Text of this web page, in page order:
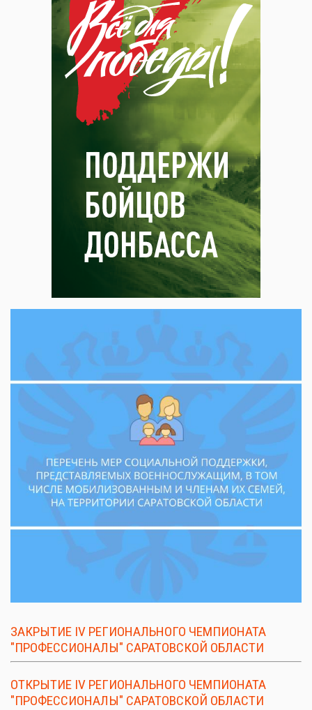
ЗАКРЫТИЕ IV РЕГИОНАЛЬНОГО ЧЕМПИОНАТА
"ПРОФЕССИОНАЛЫ" САРАТОВСКОЙ ОБЛАСТИ
ОТКРЫТИЕ IV РЕГИОНАЛЬНОГО ЧЕМПИОНАТА
"ПРОФЕССИОНАЛЫ" САРАТОВСКОЙ ОБЛАСТИ